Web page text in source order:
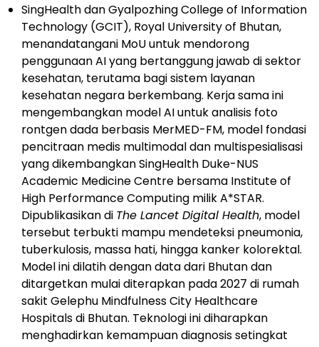
SingHealth dan Gyalpozhing College of Information
Technology (GCIT), Royal University of Bhutan,
menandatangani MoU untuk mendorong
penggunaan AI yang bertanggung jawab di sektor
kesehatan, terutama bagi sistem layanan
kesehatan negara berkembang. Kerja sama ini
mengembangkan model AI untuk analisis foto
rontgen dada berbasis MerMED-FM, model fondasi
pencitraan medis multimodal dan multispesialisasi
yang dikembangkan SingHealth Duke-NUS
Academic Medicine Centre bersama Institute of
High Performance Computing milik A*STAR.
Dipublikasikan di The Lancet Digital Health, model
tersebut terbukti mampu mendeteksi pneumonia,
tuberkulosis, massa hati, hingga kanker kolorektal.
Model ini dilatih dengan data dari Bhutan dan
ditargetkan mulai diterapkan pada 2027 di rumah
sakit Gelephu Mindfulness City Healthcare
Hospitals di Bhutan. Teknologi ini diharapkan
menghadirkan kemampuan diagnosis setingkat